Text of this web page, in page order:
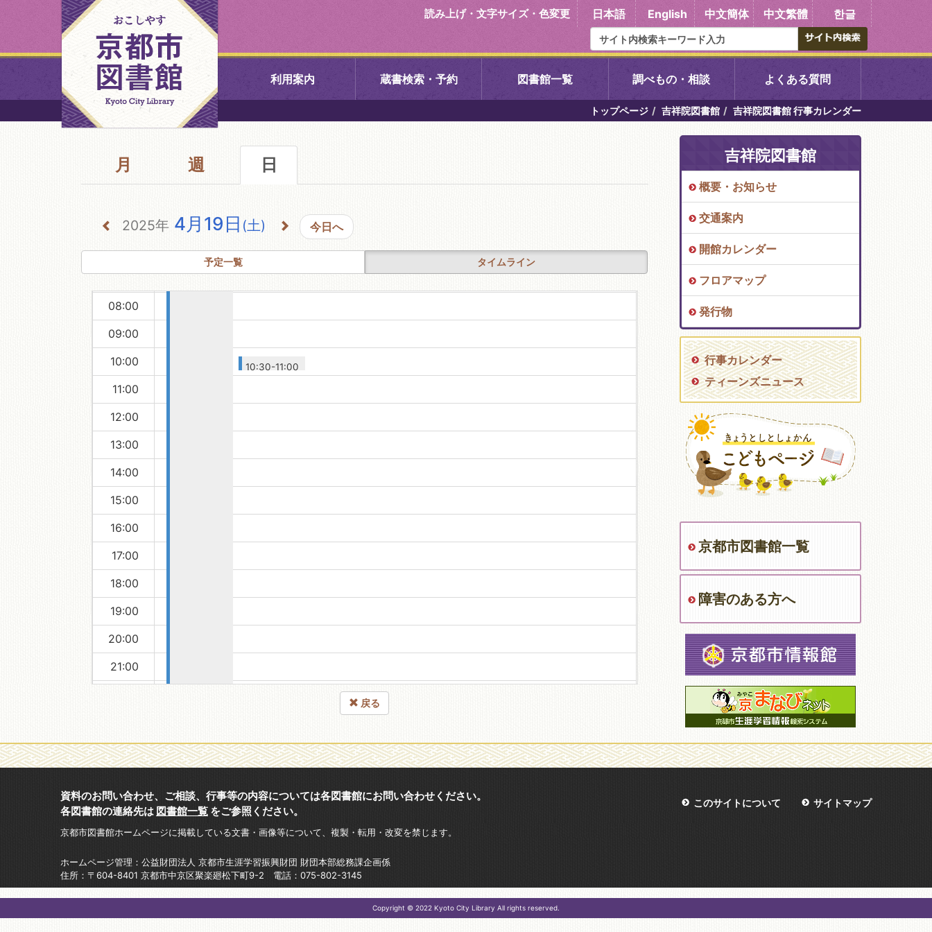
読み上げ・文字サイズ・色変更 日本語 English 中文簡体 中文繁體 한글
利用案内 蔵書検索・予約 図書館一覧
中央図書館 右京中央図書館 伏見中央図書館 醍醐中央図書館
北図書館 東山図書館
吉祥院図書館
久世ふれあいセンター図
向島図書館
醍醐図書館 久我のもり図書館
こどもみらい館子育て図
コミュニティプラザ深草
図書館
移動図書館
調べもの・相談 よくある質問
トップページ 吉祥院図書館 吉祥院図書館 行事カレンダー
月 週 日
2025年 4月19日 (土) 今日へ
予定一覧 タイムライン
00:00
00:00-
00:00
※終了しまし
た 子ども
念事業「回
して読書
戦！」
10:30-11:00
りの会さん
03:00
05:00
06:00
07:00
08:00
09:00
10:00
11:00
12:00
13:00
14:00
15:00
16:00
17:00
18:00
19:00
20:00
21:00
戻る
吉祥院図書館
概要・お知らせ
交通案内
開館カレンダー
フロアマップ
発行物
行事カレンダー
ティーンズニュース
京都市図書館一覧
障害のある方へ
このサイトについて サイトマップ
資料のお問い合わせ、ご相談、行事等の内容については各図書館にお問い合わせください。
各図書館の連絡先は 図書館一覧 をご参照ください。
京都市図書館ホームページに掲載している文書・画像等について、複製・転用・改変を禁じます。
ホームページ管理：公益財団法人 京都市生涯学習振興財団 財団本部総務課企画係
住所：〒604-8401 京都市中京区聚楽廻松下町9-2 電話：075-802-3145
Copyright © 2022 Kyoto City Library All rights reserved.